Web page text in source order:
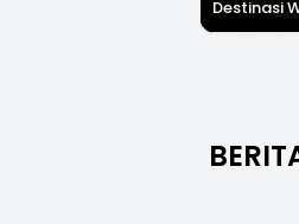
Destinasi
Asri Di